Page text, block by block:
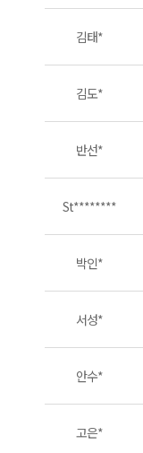
김태*
김도*
반선*
St********
박인*
서성*
안수*
고은*